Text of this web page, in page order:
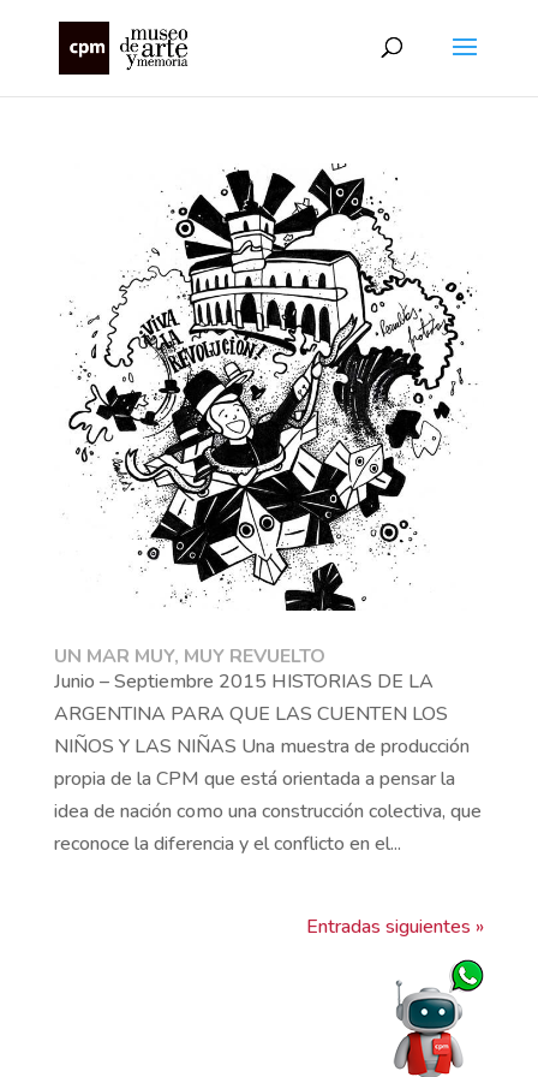
UN MAR MUY, MUY REVUELTO
Junio – Septiembre 2015 HISTORIAS DE LA
ARGENTINA PARA QUE LAS CUENTEN LOS
NIÑOS Y LAS NIÑAS Una muestra de producción
propia de la CPM que está orientada a pensar la
idea de nación como una construcción colectiva, que
reconoce la diferencia y el conflicto en el...
Entradas siguientes »